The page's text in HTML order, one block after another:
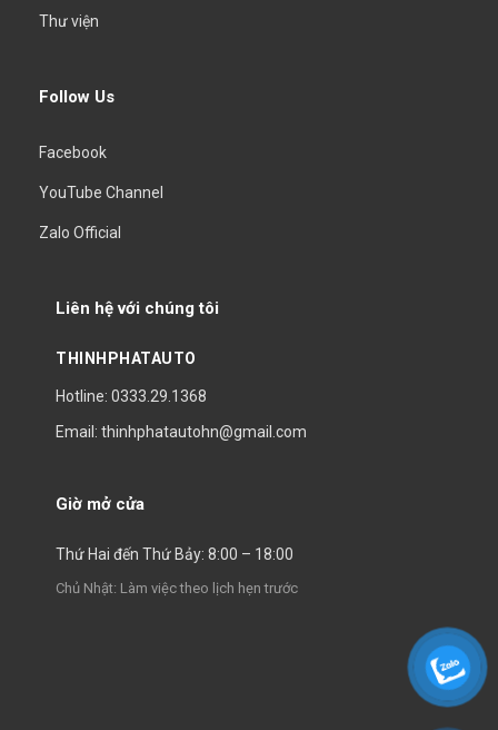
Thư viện
Follow Us
Facebook
YouTube Channel
Zalo Official
Liên hệ với chúng tôi
THINHPHATAUTO
Hotline: 0333.29.1368
Email: thinhphatautohn@gmail.com
Giờ mở cửa
Thứ Hai đến Thứ Bảy: 8:00 – 18:00
Chủ Nhật: Làm việc theo lịch hẹn trước